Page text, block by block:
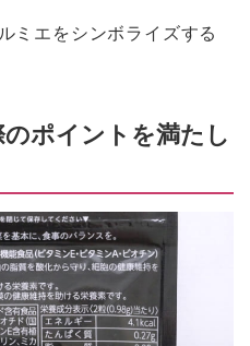
ミエをシンボライズする
ポイントを満たし